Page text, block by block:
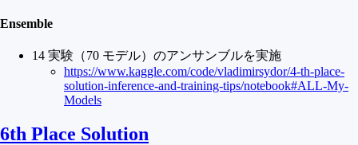
Ensemble
14 実験（70 モデル）のアンサンブルを実施
https://www.kaggle.com/code/vladimirsydor/4-th-place-
solution-inference-and-training-tips/notebook#ALL-My-
Models
6th Place Solution